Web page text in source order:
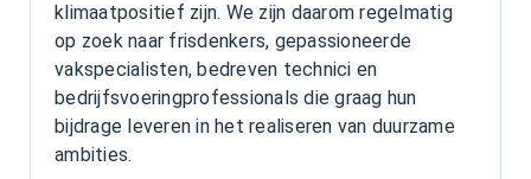
klimaatpositief zijn. We zijn daarom regelmatig
op zoek naar frisdenkers, gepassioneerde
vakspecialisten, bedreven technici en
bedrijfsvoeringprofessionals die graag hun
bijdrage leveren in het realiseren van duurzame
ambities.